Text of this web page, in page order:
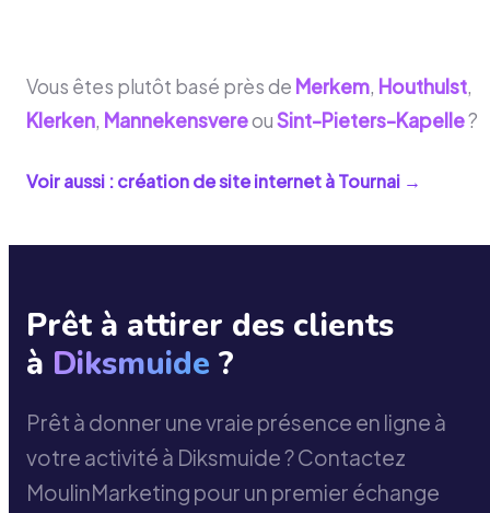
Vous êtes plutôt basé près de Merkem, Houthulst,
Klerken, MannekensvereouSint-Pieters-Kapelle?
Voir aussi : création de site internet àTournai →
Prêt à attirer des clients
à Diksmuide ?
Prêt à donner une vraie présence en ligne à
votre activité à Diksmuide ? Contactez
MoulinMarketing pour un premier échange